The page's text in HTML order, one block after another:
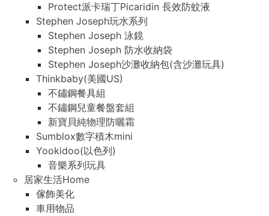
Protect派卡瑞丁Picaridin 長效防蚊液
Stephen Joseph玩水系列
Stephen Joseph 泳鏡
Stephen Joseph 防水收納袋
Stephen Joseph沙灘收納包(含沙灘玩具)
Thinkbaby(美國US)
不鏽鋼餐具組
不鏽鋼兒童餐盤套組
新寶貝純物理防曬霜
Sumblox數字積木mini
Yookidoo(以色列)
音樂系列玩具
居家生活Home
傢飾美化
車用物品